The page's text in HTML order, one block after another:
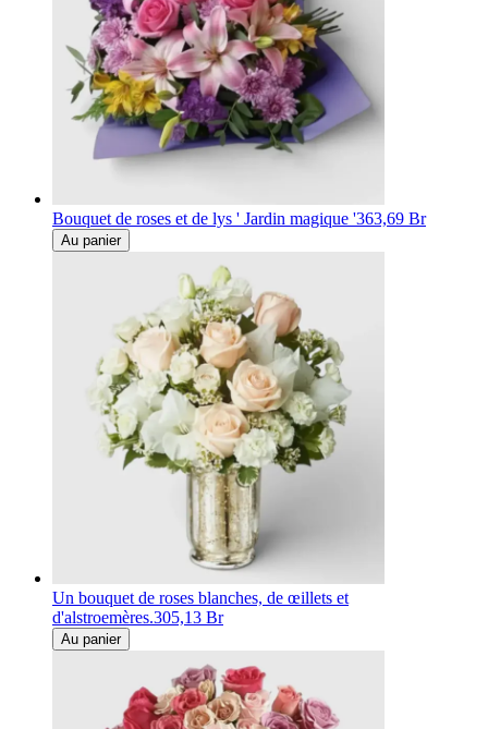
Bouquet de roses et de lys ' Jardin magique '363,69 Br
Au panier
Un bouquet de roses blanches, de œillets et
d'alstroemères.305,13 Br
Au panier